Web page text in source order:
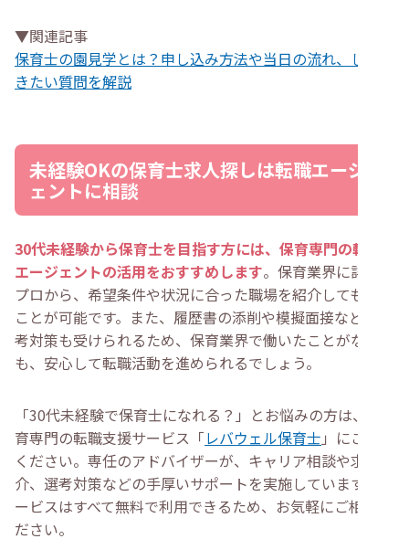
▼関連記事
保育士の園見学とは？申し込み方法や当日の流れ、してお
きたい質問を解説
未経験OKの保育士求人探しは転職エージ
ェントに相談
30代未経験から保育士を目指す方には、保育専門の転職
エージェントの活用をおすすめします。保育業界に詳しい
プロから、希望条件や状況に合った職場を紹介してもらう
ことが可能です。また、履歴書の添削や模擬面接などの選
考対策も受けられるため、保育業界で働いたことがない方
も、安心して転職活動を進められるでしょう。
「30代未経験で保育士になれる？」とお悩みの方は、保
育専門の転職支援サービス「レバウェル保育士 」にご相談
ください。専任のアドバイザーが、キャリア相談や求人紹
介、選考対策などの手厚いサポートを実施しています。サ
ービスはすべて無料で利用できるため、お気軽にご相談く
ださい。